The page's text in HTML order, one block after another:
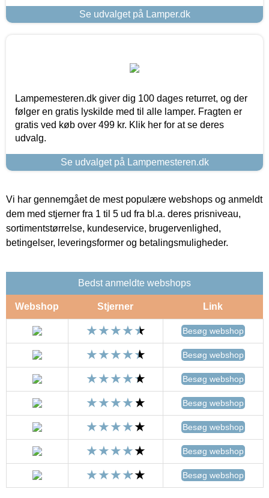
Se udvalget på Lamper.dk
Lampemesteren.dk giver dig 100 dages returret, og der
følger en gratis lyskilde med til alle lamper. Fragten er
gratis ved køb over 499 kr. Klik her for at se deres
udvalg.
Se udvalget på Lampemesteren.dk
Vi har gennemgået de mest populære webshops og anmeldt
dem med stjerner fra 1 til 5 ud fra bl.a. deres prisniveau,
sortimentstørrelse, kundeservice, brugervenlighed,
betingelser, leveringsformer og betalingsmuligheder.
Bedst anmeldte webshops
Webshop Stjerner Link
Besøg webshop
Besøg webshop
Besøg webshop
Besøg webshop
Besøg webshop
Besøg webshop
Besøg webshop